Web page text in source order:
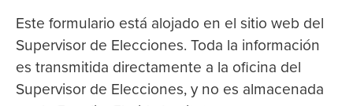
Este formulario está alojado en el sitio web del
Supervisor de Elecciones. Toda la información
es transmitida directamente a la oficina del
Supervisor de Elecciones, y no es almacenada